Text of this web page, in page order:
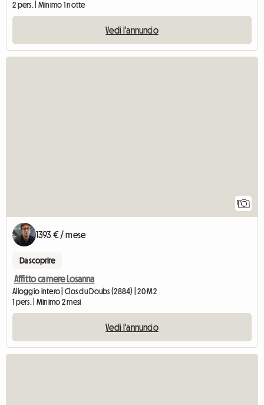
2 pers. | Minimo 1 notte
Vedi l'annuncio
1
1393 € / mese
Da scoprire
Affitto camere Losanna
Alloggio intero | Clos du Doubs (2884) | 20 M2
1 pers. | Minimo 2 mesi
Vedi l'annuncio